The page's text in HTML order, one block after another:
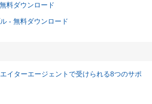
料ダウンロード
- 無料ダウンロード
イターエージェントで受けられる8つのサポ